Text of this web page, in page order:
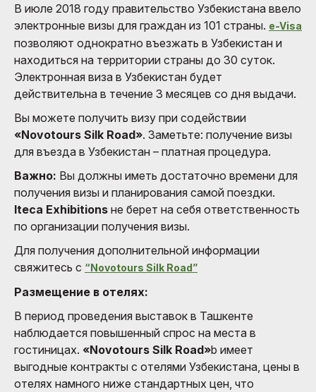
В июле 2018 году правительство Узбекистана ввело
электронные визы для граждан из 101 страны. e-Visa
позволяют однократно въезжать в Узбекистан и
находиться на территории страны до 30 суток.
Электронная виза в Узбекистан будет
действительна в течение 3 месяцев со дня выдачи.
Вы можете получить визу при содействии
«Novotours Silk Road». Заметьте: получение визы
для въезда в Узбекистан – платная процедура.
Важно: Вы должны иметь достаточно времени для
получения визы и планирования самой поездки.
Iteca Exhibitions не берет на себя ответственность
по организации получения визы.
Для получения дополнительной информации
свяжитесь с “Novotours Silk Road”
Размещение в отелях:
В период проведения выставок в Ташкенте
наблюдается повышенный спрос на места в
гостиницах. «Novotours Silk Road»b имеет
выгодные контракты с отелями Узбекистана, цены в
отелях намного ниже стандартных цен, что